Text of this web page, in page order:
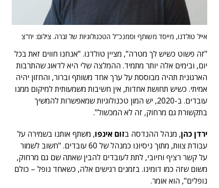
אייל טולדנו, מייסד משותף וסמנכ"ל הטכנולוגיות של זברה. צילום: יח"צ
"זה פשוט כשיש לך מטרה", מציין טולדנו. "אנחנו חווים זאת בכל
יום, ובימים אלה יותר מתמיד. ההמלצה שלי היא לדאוג שהתרבות
הארגונית תהיה מבוססת על ערך אחד משותף וברור, והחזון יהיה
אמיתי. כשיש תחושת אחדות, אין חשיבות משמעותית למיקום ממנו
עובדים. ב-2020, יש המון טכנולוגיות שמאפשרות להמשיך
בתקשורת גם מרחוק, זה לא המכשול".
ירדן כהן, מנהל ההנדסה בזום אינפו, משתף אותנו בשמירה על
עבודת צוות, מתוך ניסיונו כמנהל של 60 עובדים. "חשוב לשמור
על קשר רציף וחיובי, לתת לעובדים להבין שאתה שם גם מרחוק,
משום שזה כמו דומינו. בזמנים רגישים אלה, כשאחד נופל – כולם
נופלים", הוא אומר.